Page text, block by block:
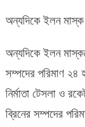
অন্যদিকে ইলন
অন্যদিকে ইলন
সম্পদের পরিমাণ ২৪
নির্মাতা টেসলা ও
ব্রিনের সম্পদের